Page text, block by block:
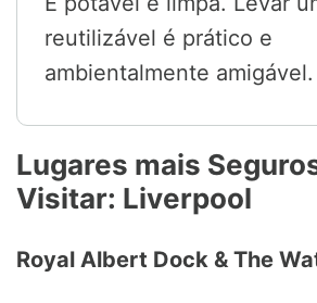
reutilizável é prático e
ambientalmente amigável.
Lugares mais
Visitar: Liverpool
Royal Albert Dock & The